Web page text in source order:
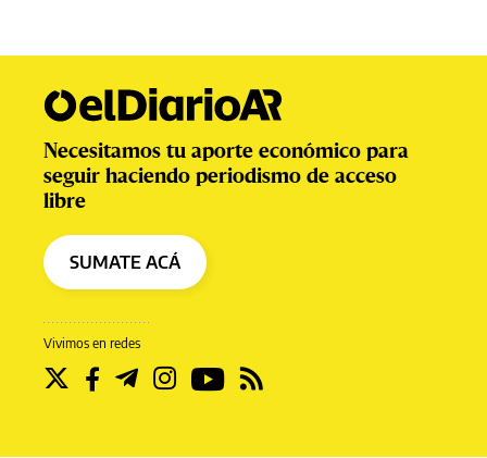
Vivimos en redes
Necesitamos tu aporte económico para
seguir haciendo periodismo de acceso
libre
SUMATE ACÁ